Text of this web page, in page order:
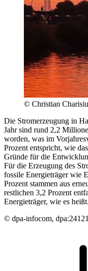
© Christian
Die Stromerzeugung in
Jahr sind rund 2,2
worden, was im
Prozent entspricht, wie
Gründe für die
Für die Erzeugung des
fossile Energieträger wie
Prozent stammen aus
restlichen 3,2 Prozent
Energieträger, wie es heißt.
© dpa-infocom,